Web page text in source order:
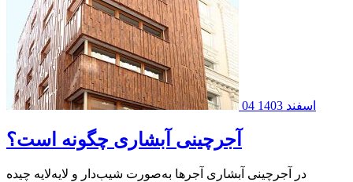
04 اسفند 1403
آجرچینی آبشاری چگونه است؟
در آجرچینی آبشاری آجرها به‌صورت شیب‌دار و لایه‌لایه چیده